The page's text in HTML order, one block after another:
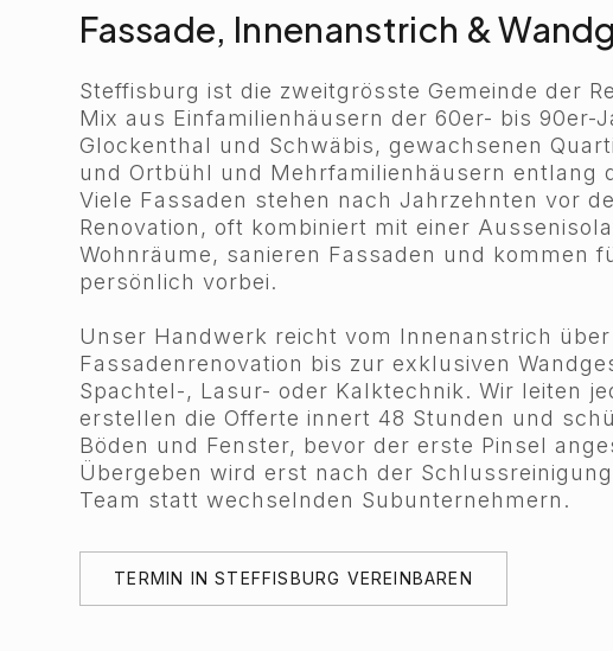
Fassade, Innenanstrich &
Steffisburg ist die zweitgrösste Gemeinde der
Mix aus Einfamilienhäusern der 60er- bis 90er-
Glockenthal und Schwäbis, gewachsenen
und Ortbühl und Mehrfamilienhäusern entlang
Viele Fassaden stehen nach Jahrzehnten vor
Renovation, oft kombiniert mit einer
Wohnräume, sanieren Fassaden und kommen
persönlich vorbei.
Unser Handwerk reicht vom Innenanstrich über
Fassadenrenovation bis zur exklusiven
Spachtel-, Lasur- oder Kalktechnik. Wir leiten
erstellen die Offerte innert 48 Stunden und
Böden und Fenster, bevor der erste Pinsel
Übergeben wird erst nach der
Team statt wechselnden Subunternehmern.
TERMIN IN STEFFISBURG VEREINBAREN